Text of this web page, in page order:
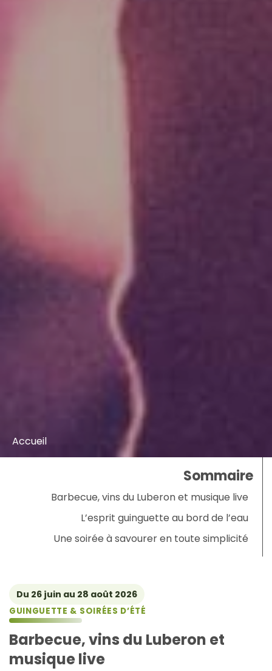
Accueil
Sommaire
Barbecue, vins du Luberon et musique live
L’esprit guinguette au bord de l’eau
Une soirée à savourer en toute simplicité
Du 26 juin au 28 août 2026
GUINGUETTE & SOIRÉES D’ÉTÉ
Barbecue, vins du Luberon et
musique live